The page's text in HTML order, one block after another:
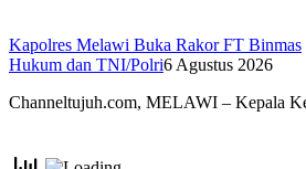
Kapolres Melawi Buka Rakor FT Binmas
Hukum dan TNI/Polri6 Agustus 2026
Channeltujuh.com, MELAWI – Kepala